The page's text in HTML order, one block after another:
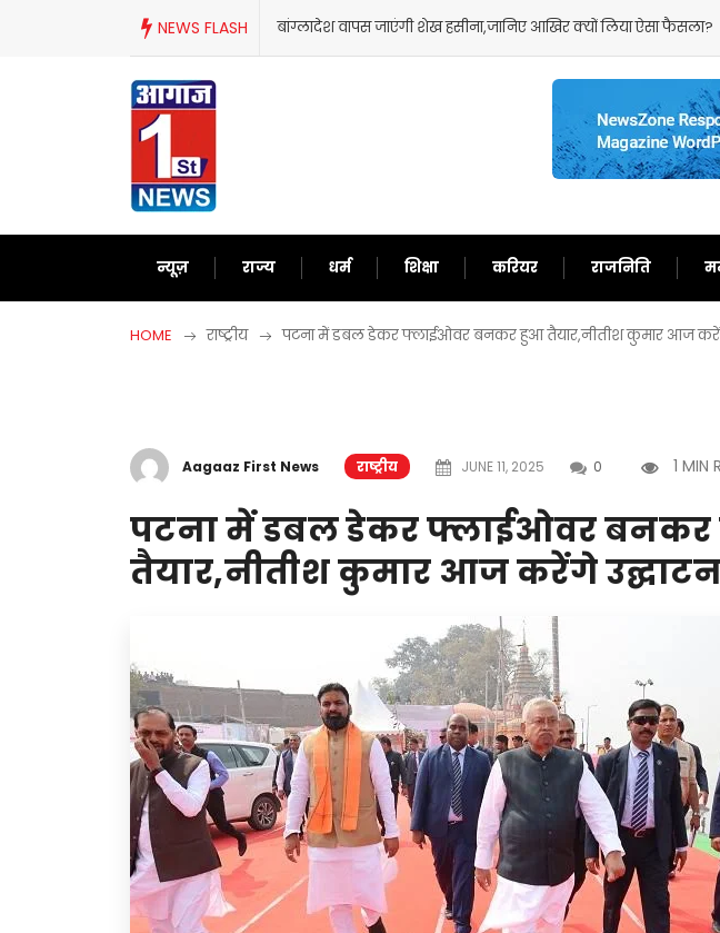
NEWS FLASH बांग्लादेश वापस जाएंगी शेख हसीना,जानिए आखिर क्यों लिया ऐसा फैसला?
न्यूज़ राज्य धर्म शिक्षा करियर राजनिति
HOME राष्ट्रीय पटना में डबल डेकर फ्लाईओवर बनकर हुआ तैयार,नीतीश कुमार आज
Aagaaz First News राष्ट्रीय JUNE 11, 2025 0 1 MIN
पटना में डबल डेकर फ्लाईओवर
तैयार,नीतीश कुमार आज करेंगे